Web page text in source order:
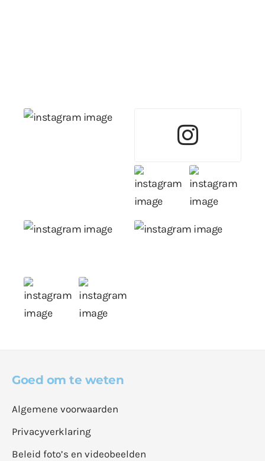
Goed om te weten
Algemene voorwaarden
Privacyverklaring
Beleid foto’s en videobeelden